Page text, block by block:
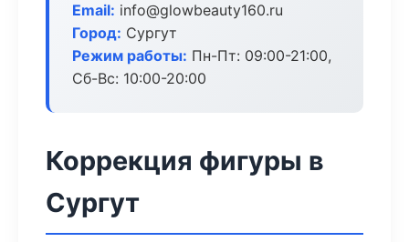
Email: info@glowbeauty160.ru
Город: Сургут
Режим работы: Пн-Пт: 09:00-21:00,
Сб-Вс: 10:00-20:00
Коррекция фигуры в
Сургут